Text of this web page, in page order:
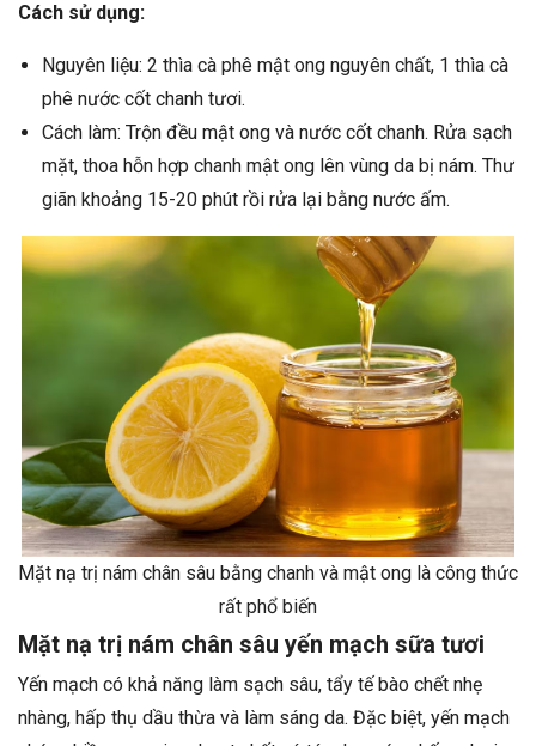
Cách sử dụng:
Nguyên liệu: 2 thìa cà phê mật ong nguyên chất, 1 thìa cà
phê nước cốt chanh tươi.
Cách làm: Trộn đều mật ong và nước cốt chanh. Rửa sạch
mặt, thoa hỗn hợp chanh mật ong lên vùng da bị nám. Thư
giãn khoảng 15-20 phút rồi rửa lại bằng nước ấm.
Mặt nạ trị nám chân sâu bằng chanh và mật ong là công thức
rất phổ biến
Mặt nạ trị nám chân sâu yến mạch sữa tươi
Yến mạch có khả năng làm sạch sâu, tẩy tế bào chết nhẹ
nhàng, hấp thụ dầu thừa và làm sáng da. Đặc biệt, yến mạch